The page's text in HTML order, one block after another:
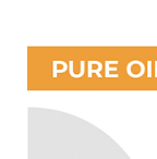
OIL
PURE
cantidad